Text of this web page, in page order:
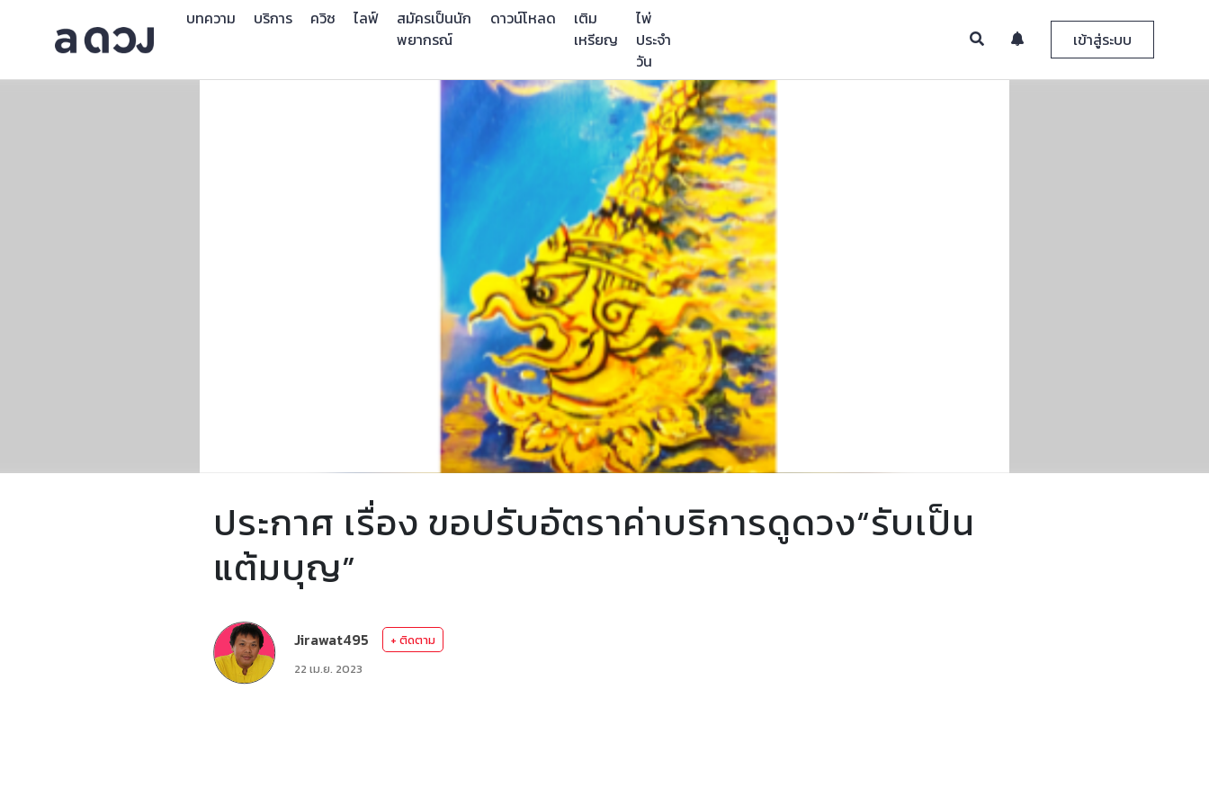
บทความ บริการ ควิซ ไลฟ์
สมัครเป็นนัก
พยากรณ์
ดาวน์โหลด
เติม
เหรียญ
ไพ่
ประจำ
วัน
เข้าสู่ระบบ
ประกาศ เรื่อง ขอปรับอัตราค่าบริการดูดวง“รับเป็น
แต้มบุญ”
Jirawat495
+ ติดตาม
22 เม.ย. 2023